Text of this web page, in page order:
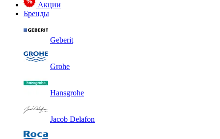
Акции
Бренды
Geberit
Grohe
Hansgrohe
Jacob Delafon